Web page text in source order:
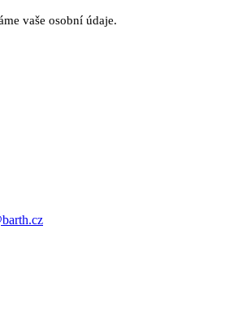
vaše osobní údaje.